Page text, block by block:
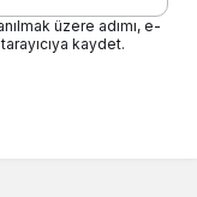
üzere adımı, e-
kaydet.